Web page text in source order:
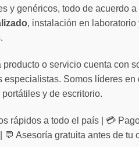
y genéricos, todo de acuerdo a
, instalación en laboratorio
producto o servicio cuenta con
especialistas. Somos líderes
y de escritorio.
rápidos a todo el país | 💳
💬 Asesoría gratuita antes de tu